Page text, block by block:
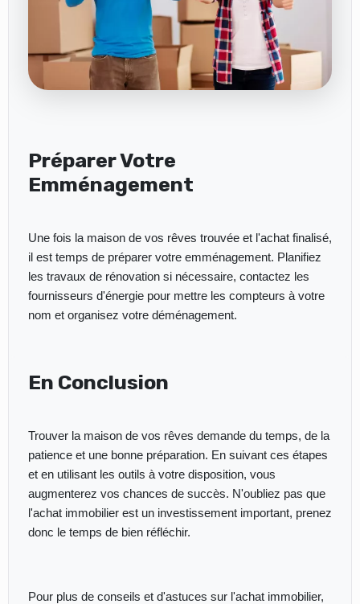
Préparer Votre
Emménagement
Une fois la maison de vos rêves trouvée et l'achat finalisé,
il est temps de préparer votre emménagement. Planifiez
les travaux de rénovation si nécessaire, contactez les
fournisseurs d'énergie pour mettre les compteurs à votre
nom et organisez votre déménagement.
En Conclusion
Trouver la maison de vos rêves demande du temps, de la
patience et une bonne préparation. En suivant ces étapes
et en utilisant les outils à votre disposition, vous
augmenterez vos chances de succès. N'oubliez pas que
l'achat immobilier est un investissement important, prenez
donc le temps de bien réfléchir.
Pour plus de conseils et d'astuces sur l'achat immobilier,